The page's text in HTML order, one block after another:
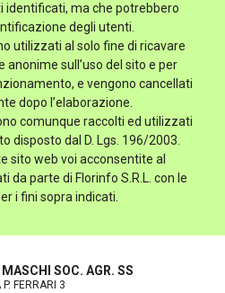
identificati, ma che potrebbero
degli utenti.
utilizzati al solo fine di ricavare
sull’uso del sito e per
e vengono cancellati
dopo l’elaborazione.
comunque raccolti ed utilizzati
disposto dal D. Lgs. 196/2003.
sito web voi acconsentite al
da parte di Florinfo S.R.L. con le
i fini sopra indicati.
SOC. AGR. SS
P. FERRARI 3